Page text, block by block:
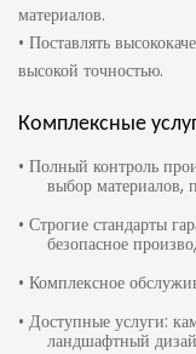
материалов.
• Поставлять
высокой точностью.
Комплексные
• Полный контроль
выбор материалов,
• Строгие стандарты
безопасное
• Комплексное
• Доступные услуги:
ландшафтный